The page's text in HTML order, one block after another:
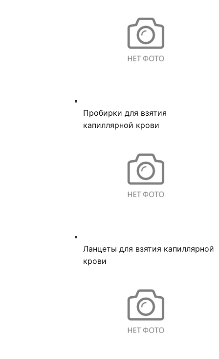
Пробирки для взятия
капиллярной крови
Ланцеты для взятия капиллярной
крови